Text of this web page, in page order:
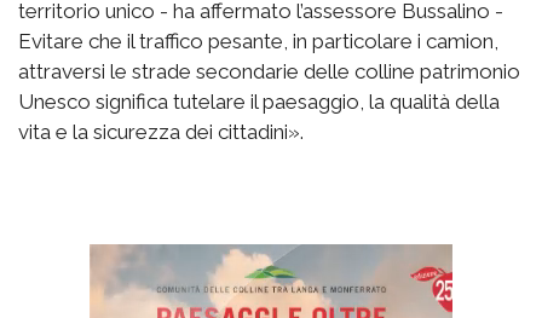
territorio unico - ha affermato l’assessore Bussalino -
Evitare che il traffico pesante, in particolare i camion,
attraversi le strade secondarie delle colline patrimonio
Unesco significa tutelare il paesaggio, la qualità della
vita e la sicurezza dei cittadini».